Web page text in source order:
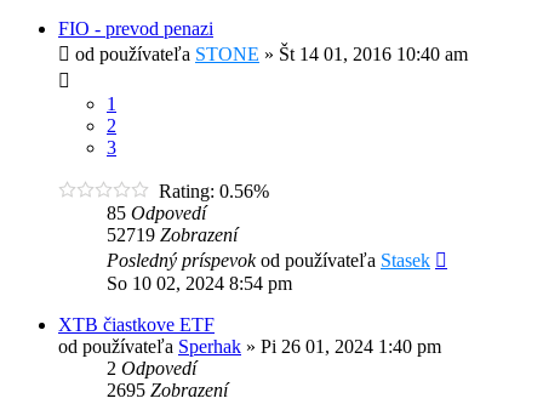
FIO - prevod penazi
od používateľa STONE » Št 14 01, 2016 10:40 am
1
2
3
Rating: 0.56%
85 Odpovedí
52719 Zobrazení
Posledný príspevokod používateľa Stasek
So 10 02, 2024 8:54 pm
XTB čiastkove ETF
od používateľa Sperhak » Pi 26 01, 2024 1:40 pm
2 Odpovedí
2695 Zobrazení